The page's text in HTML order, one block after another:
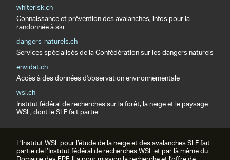
whiterisk.ch
Connaissance et prévention des avalanches, infos pour la
randonnée à ski
dangers-naturels.ch
Services spécialisés de la Confédération sur les dangers naturels
envidat.ch
Accès à des données d'observation environnementale
wsl.ch
Institut fédéral de recherches sur la forêt, la neige et le paysage
WSL, dont le SLF fait partie
L’Institut WSL pour l’étude de la neige et des avalanches SLF fait
partie de l’Institut fédéral de recherches WSL et par là même du